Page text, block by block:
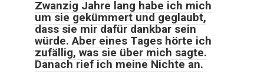
Zwanzig Jahre lang habe ich mich
um sie gekümmert und geglaubt,
dass sie mir dafür dankbar sein
würde. Aber eines Tages hörte ich
zufällig, was sie über mich sagte.
Danach rief ich meine Nichte an.